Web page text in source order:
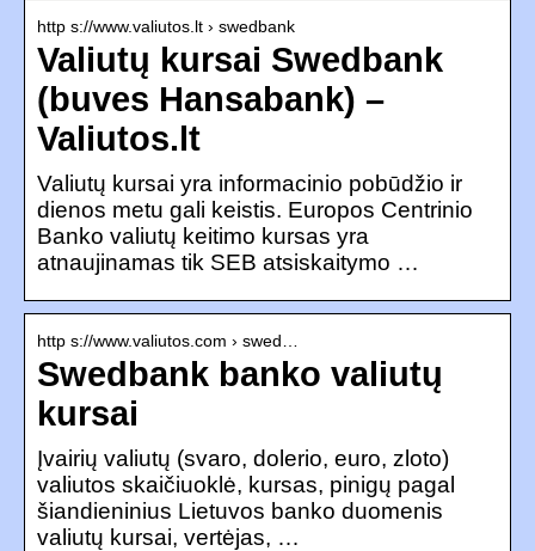
http s://www.valiutos.lt › swedbank
Valiutų kursai Swedbank
(buves Hansabank) –
Valiutos.lt
Valiutų kursai yra informacinio pobūdžio ir
dienos metu gali keistis. Europos Centrinio
Banko valiutų keitimo kursas yra
atnaujinamas tik SEB atsiskaitymo …
http s://www.valiutos.com › swed…
Swedbank banko valiutų
kursai
Įvairių valiutų (svaro, dolerio, euro, zloto)
valiutos skaičiuoklė, kursas, pinigų pagal
šiandieninius Lietuvos banko duomenis
valiutų kursai, vertėjas, …